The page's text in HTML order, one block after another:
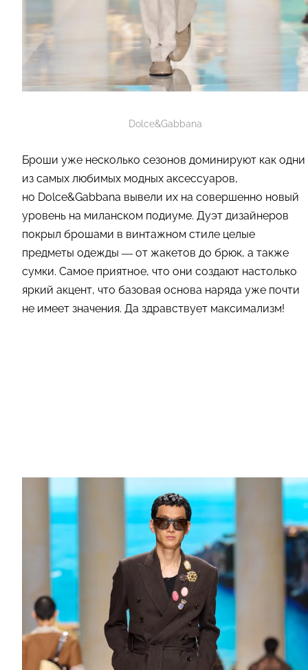
Dolce&Gabbana
Броши уже несколько сезонов доминируют как одни
из самых любимых модных аксессуаров,
но Dolce&Gabbana вывели их на совершенно новый
уровень на миланском подиуме. Дуэт дизайнеров
покрыл брошами в винтажном стиле целые
предметы одежды — от жакетов до брюк, а также
сумки. Самое приятное, что они создают настолько
яркий акцент, что базовая основа наряда уже почти
не имеет значения. Да здравствует максимализм!